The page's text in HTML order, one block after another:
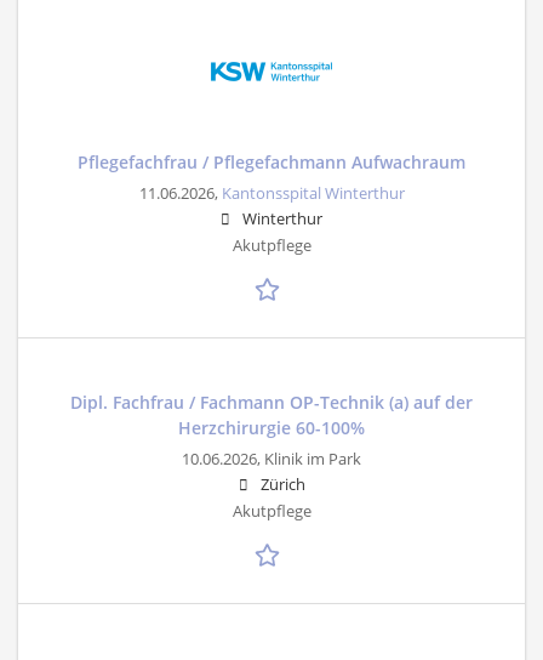
Pflegefachfrau / Pflegefachmann Aufwachraum
11.06.2026, Kantonsspital Winterthur
Winterthur
Akutpflege
Dipl. Fachfrau / Fachmann OP-Technik (a) auf der
Herzchirurgie 60-100%
10.06.2026, Klinik im Park
Zürich
Akutpflege